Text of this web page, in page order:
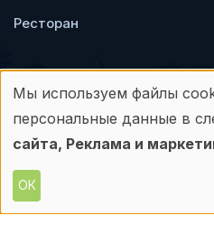
Ресторан
Пользовательское
соглашение
Любое использование
данных
Мы используем файлы
персональные данные в
сайта, Реклама и
ОК